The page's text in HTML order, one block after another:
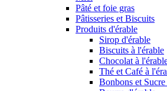
Pâté et foie gras
Pâtisseries et Biscuits
Produits d'érable
Sirop d'érable
Biscuits à l'érable
Chocolat à
Thé et Café à
Bonbons et